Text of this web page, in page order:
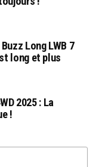
Long LWB 7
long et plus
2025 : La
!